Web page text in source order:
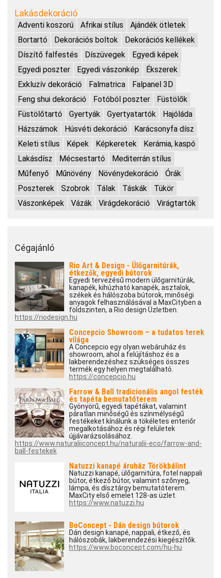
Lakásdekoráció
Adventi koszorú Afrikai stílus
Ajándék ötletek
Bortartó
Dekorációs boltok
Dekorációs kellékek
Díszítő falfestés
Díszüvegek
Egyedi képek
Egyedi poszter
Egyedi vászonkép
Ékszerek
Exkluzív dekoráció
Falmatrica
Falpanel 3D
Feng shui dekoráció
Fotóból poszter
Füstölők
Füstölőtartó
Gyertyák Gyertyatartók
Hajóláda
Házszámok
Húsvéti dekoráció
Karácsonyfa dísz
Keleti stílus
Képek Képkeretek
Kerámia, kaspó
Lakásdísz
Mécsestartó
Mediterrán stílus
Műfenyő
Műnövény Növénydekoráció
Órák
Poszterek
Szobrok Tálak Táskák
Tükör
Vászonképek
Vázák Virágdekoráció Virágtartók
Cégajánló
Rio Art & Design - Ülőgarnitúrák,
étkezők, egyedi bútorok
Egyedi tervezésű modern ülőgarnitúrák,
kanapék, kihúzható kanapék, asztalok,
székek és hálószoba bútorok, minőségi
anyagok felhasználásával a MaxCityben a
földszinten, a Rio design Üzletben.
https://riodesign.hu
Concepcio Showroom – a tudatos terek
világa
A Concepcio egy olyan webáruház és
showroom, ahol a felújításhoz és a
lakberendezéshez szükséges összes
termék egy helyen megtalálható.
https://concepcio.hu
Farrow & Ball tradicionális angol festék
és tapéta bemutatóterem
Gyönyörű, egyedi tapétákat, valamint
páratlan minőségű és színmélységű
festékeket kínálunk a tökéletes enteriőr
megalkotásához és régi felületek
újjávarázsolásához.
https://www.naturaliiconcept.hu/naturalii-eco/farrow-and-
ball-festekek
Natuzzi kanapé áruház Törökbálint
Natuzzi kanapé, ülőgarnitúra, fotel nappali
bútor, étkező bútor, valamint szőnyeg,
lámpa, és dísztárgy bemutatóterem.
MaxCity első emelet 128-as üzlet.
https://www.natuzzi.hu
BoConcept - Dán design bútorok
Dán design kanapé, nappali, étkező, és
hálószobák, lakberendezési kiegészítők.
https://www.boconcept.com/hu-hu